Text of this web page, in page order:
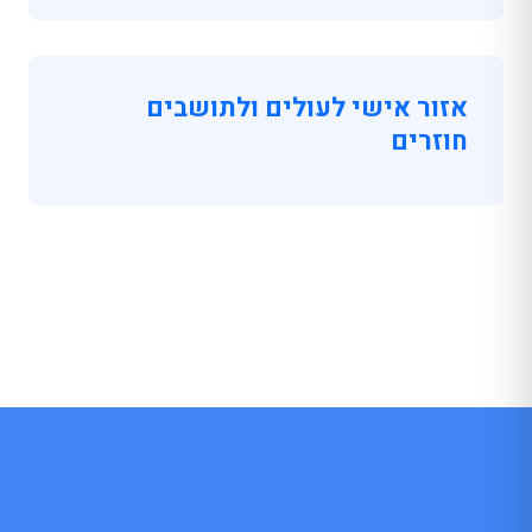
אזור אישי לעולים ולתושבים
חוזרים